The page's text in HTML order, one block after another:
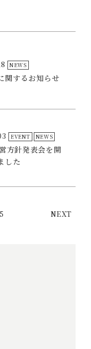
NEWS
関するお知らせ
EVENT NEWS
方針発表会を開
した
5